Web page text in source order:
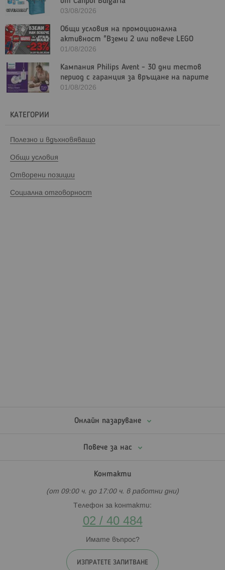
03/08/2026
Общи условия на промоционална
активност "Вземи 2 или повече LEGO
Marvel и/или LEGO Star Wars с - 23%"
01/08/2026
Кампания Philips Avent - 30 дни тестов
период с гаранция за връщане на парите
01/08/2026
КАТЕГОРИИ
Полезно и вдъхновяващо
Общи условия
Отворени позиции
Социална отговорност
Онлайн пазаруване
Повече за нас
Контакти
(от 09:00 ч. до 17:00 ч. в работни дни)
Телефон за контакти:
02 / 40 484
Имате въпрос?
ИЗПРАТЕТЕ ЗАПИТВАНЕ